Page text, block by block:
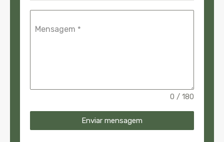
Mensagem *
0 / 180
Enviar mensagem